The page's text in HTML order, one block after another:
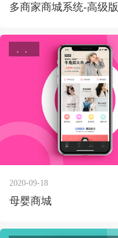
多商家商城系统-高级版
、、
2020-09-18
母婴商城